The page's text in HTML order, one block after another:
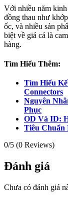
Với nhiều năm kinh
đồng thau như
ốc, và nhiều sản
biệt về giá cả là
hàng.
Tìm Hiểu Thêm:
Tìm Hiểu
Connectors
Nguyên
Phục
OD Và ID:
Tiêu Chuẩn
0/5 (0 Reviews)
Đánh giá
Chưa có đánh giá